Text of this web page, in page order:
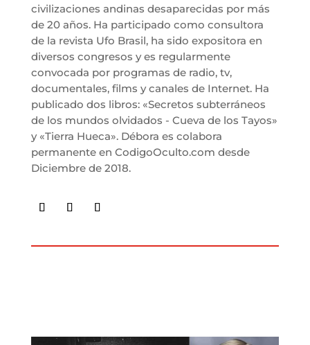
civilizaciones andinas desaparecidas por más
de 20 años. Ha participado como consultora
de la revista Ufo Brasil, ha sido expositora en
diversos congresos y es regularmente
convocada por programas de radio, tv,
documentales, films y canales de Internet. Ha
publicado dos libros: «Secretos subterráneos
de los mundos olvidados - Cueva de los Tayos»
y «Tierra Hueca». Débora es colabora
permanente en CodigoOculto.com desde
Diciembre de 2018.